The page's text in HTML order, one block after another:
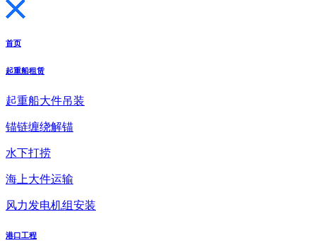
首页
起重船租赁
起重船大件吊装
锚链缠绕解锚
水下打捞
海上大件运输
风力发电机组安装
港口工程